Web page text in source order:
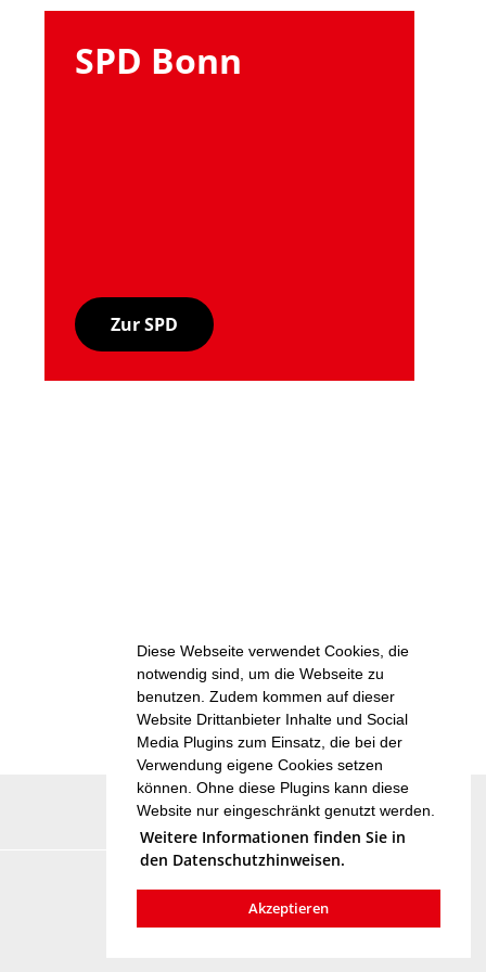
Diese Webseite verwendet Cookies, die
notwendig sind, um die Webseite zu
benutzen. Zudem kommen auf dieser
Website Drittanbieter Inhalte und Social
Media Plugins zum Einsatz, die bei der
Verwendung eigene Cookies setzen
können. Ohne diese Plugins kann diese
Website nur eingeschränkt genutzt werden.
Weitere Informationen finden Sie in
den Datenschutzhinweisen.
Akzeptieren
SPD Bonn
Zur SPD